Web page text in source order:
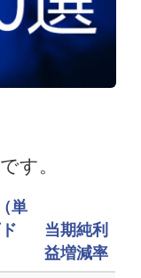
す。
単
当期純利
益増減率